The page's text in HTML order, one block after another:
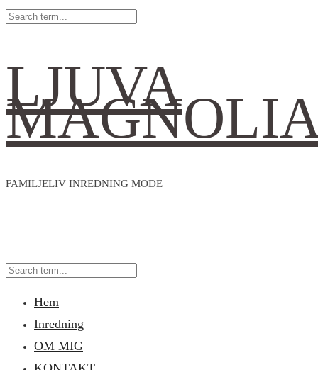
LJUVA
FAMILJELIV INREDNING MODE
Hem
Inredning
OM MIG